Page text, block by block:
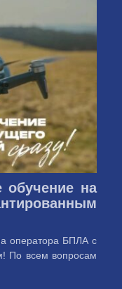
обучение на
оператора БПЛА с
По всем вопросам